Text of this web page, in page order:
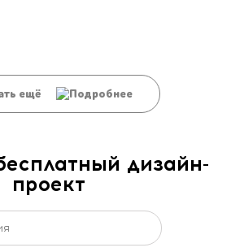
ещё
дизайн-
проект